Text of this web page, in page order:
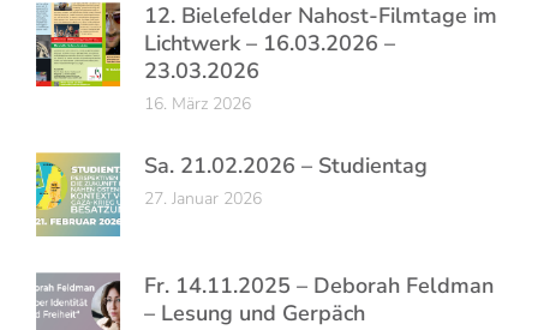
12. Bielefelder Nahost-Filmtage im
Lichtwerk – 16.03.2026 –
23.03.2026
16. März 2026
Sa. 21.02.2026 – Studientag
27. Januar 2026
Fr. 14.11.2025 – Deborah Feldman
– Lesung und Gerpäch